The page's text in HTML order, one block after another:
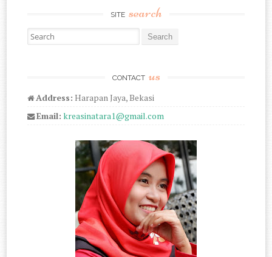
SITE search
Search for:
CONTACT us
Address: Harapan Jaya, Bekasi
Email: kreasinatara1@gmail.com